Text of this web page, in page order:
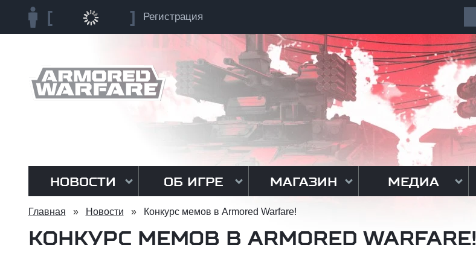
Регистрация
НОВОСТИ ОБ ИГРЕ МАГАЗИН МЕДИА
Главная » Новости » Конкурс мемов в Armored Warfare!
КОНКУРС МЕМОВ В ARMORED WARFARE!